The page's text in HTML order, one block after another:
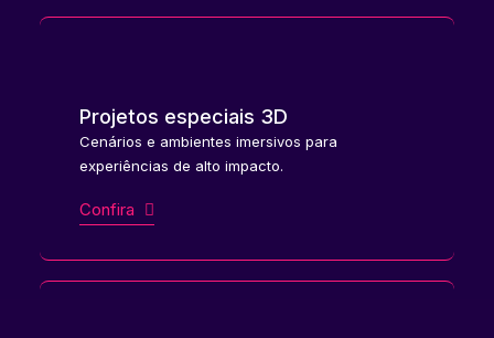
Projetos especiais 3D
Cenários e ambientes imersivos para
experiências de alto impacto.
Confira